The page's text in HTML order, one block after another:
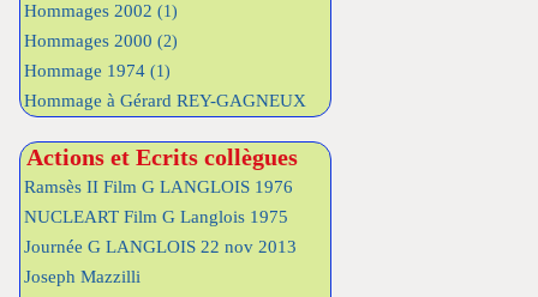
Hommages 2002 (1)
Hommages 2000 (2)
Hommage 1974 (1)
Hommage à Gérard REY-GAGNEUX
Actions et Ecrits collègues
Ramsès II Film G LANGLOIS 1976
NUCLEART Film G Langlois 1975
Journée G LANGLOIS 22 nov 2013
Joseph Mazzilli